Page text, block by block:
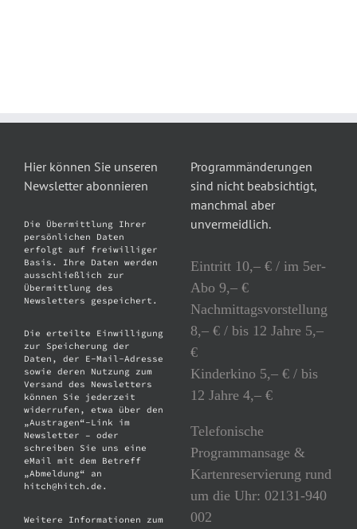
Hier können Sie unseren
Newsletter abonnieren
Die Übermittlung Ihrer
persönlichen Daten
erfolgt auf freiwilliger
Basis. Ihre Daten werden
ausschließlich zur
Übermittlung des
Newsletters gespeichert.
Die erteilte Einwilligung
zur Speicherung der
Daten, der E-Mail-Adresse
sowie deren Nutzung zum
Versand des Newsletters
können Sie jederzeit
widerrufen, etwa über den
„Austragen“-Link im
Newsletter – oder
schreiben Sie uns eine
eMail mit dem Betreff
„Abmeldung“ an
hitch@hitch.de.
Weitere Informationen zum
Programmänderungen
sind nicht beabsichtigt,
manchmal aber
unvermeidlich.
Eintritt 10,– € / im 5er-
Abo 9,– €
Nachmittagsvorstellung
8,– € / bis 12 Jahre 5,–
€
Kinderkino 5,– € / bis
12 Jahre 4,– €
Telefonische
Programmansage &
Kartenreservierung rund
um die Uhr: 02131-940
002